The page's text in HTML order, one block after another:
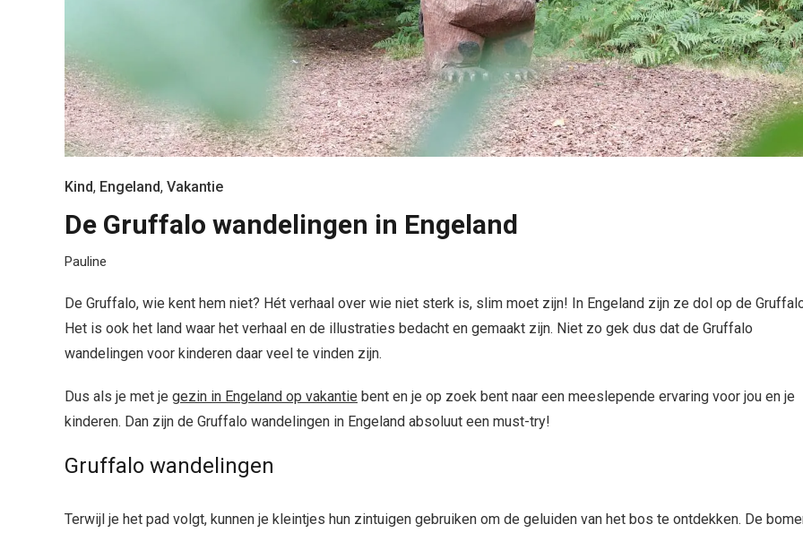
Kind, Engeland, Vakantie
De Gruffalo wandelingen in Engeland
Pauline
De Gruffalo, wie kent hem niet? Hét verhaal over wie niet sterk is, slim moet zijn! In Engeland zijn ze dol op de
Het is ook het land waar het verhaal en de illustraties bedacht en gemaakt zijn. Niet zo gek dus dat de Gruffalo
wandelingen voor kinderen daar veel te vinden zijn.
Dus als je met je gezin in Engeland op vakantie bent en je op zoek bent naar een meeslepende ervaring voor jou en je
kinderen. Dan zijn de Gruffalo wandelingen in Engeland absoluut een must-try!
Gruffalo wandelingen
Terwijl je het pad volgt, kunnen je kleintjes hun zintuigen gebruiken om de geluiden van het bos te ontdekken. De